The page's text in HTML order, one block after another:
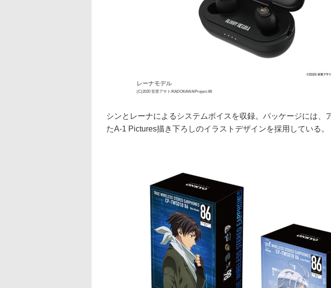
レーナモデル
(C)2020 安里アサト/KADOKAWA/Project-86
シンとレーナによるシステムボイスを収録。パッケージには、
たA-1 Pictures描き下ろしのイラストデザインを採用している。